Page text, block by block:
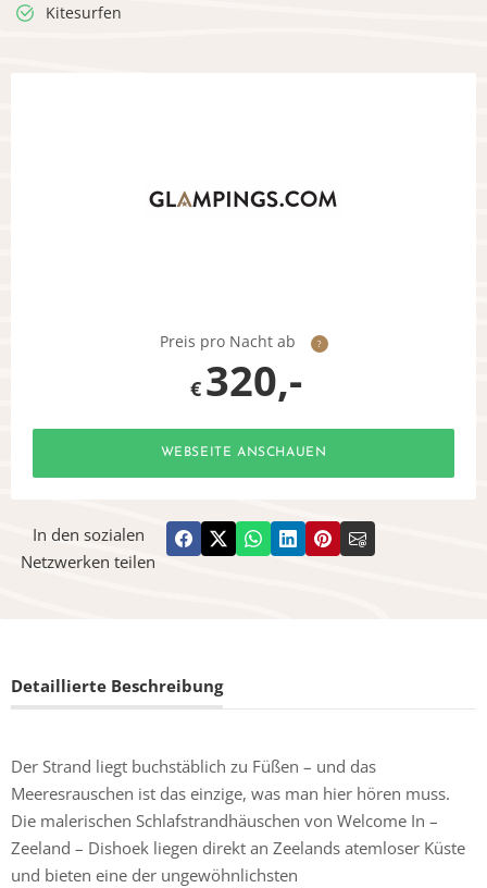
Kitesurfen
Preis pro Nacht ab ?
€ 320,-
WEBSEITE ANSCHAUEN
In den sozialen
Netzwerken teilen
Detaillierte Beschreibung
Der Strand liegt buchstäblich zu Füßen – und das
Meeresrauschen ist das einzige, was man hier hören muss.
Die malerischen Schlafstrandhäuschen von Welcome In –
Zeeland – Dishoek liegen direkt an Zeelands atemloser Küste
und bieten eine der ungewöhnlichsten